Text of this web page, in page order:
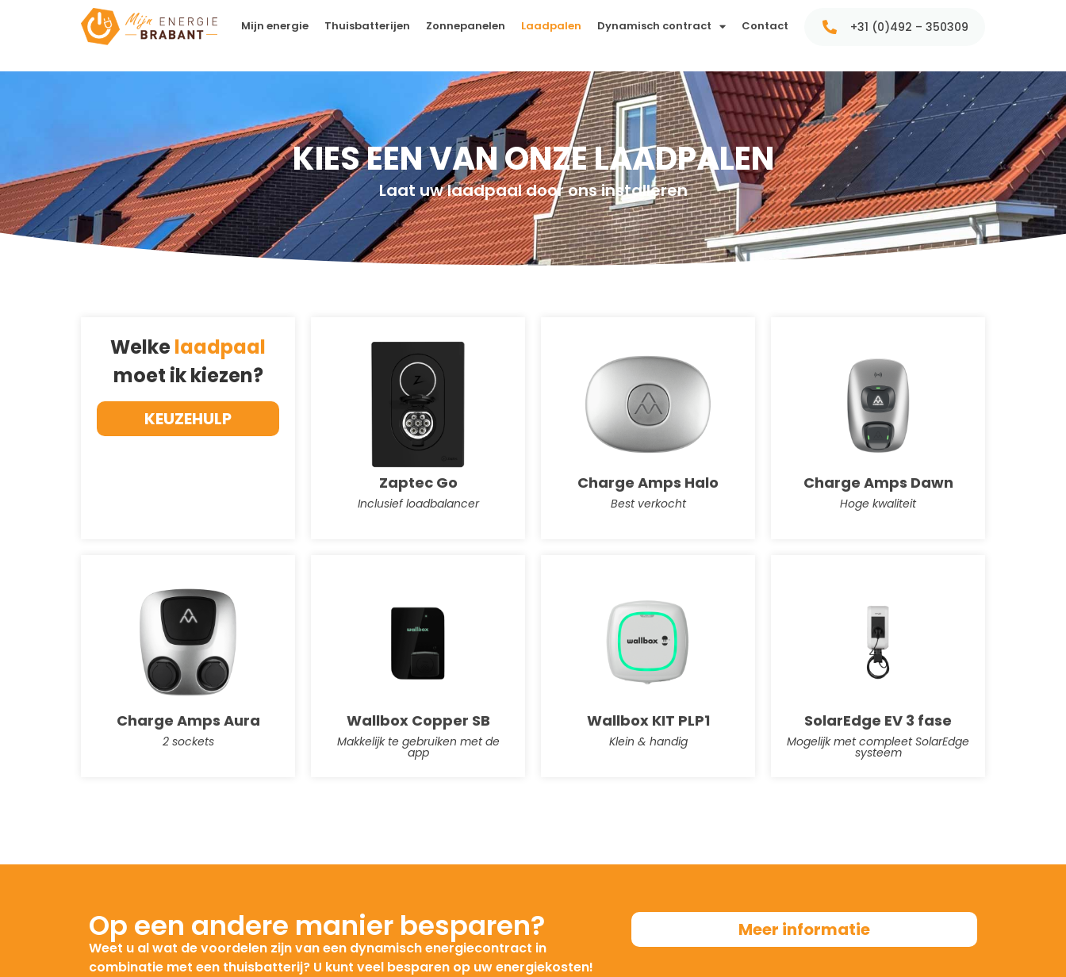
Mijn energie Thuisbatterijen Zonnepanelen Laadpalen Dynamisch contract Contact +31 (0)492 – 350309
KIES EEN VAN ONZE LAADPALEN
Laat uw laadpaal door ons installeren
Welkelaadpaal
moet ik kiezen?
KEUZEHULP
Zaptec Go
Inclusief loadbalancer
Charge Amps Halo
Best verkocht
Charge Amps Dawn
Hoge kwaliteit
Charge Amps Aura
2 sockets
Wallbox Copper SB
Makkelijk te gebruiken met de
app
Wallbox KIT PLP1
Klein & handig
SolarEdge EV 3 fase
Mogelijk met compleet SolarEdge
systeem
Op een andere manier besparen?
Weet u al wat de voordelen zijn van een dynamisch energiecontract in
combinatie met een thuisbatterij? U kunt veel besparen op uw energiekosten!
Meer informatie